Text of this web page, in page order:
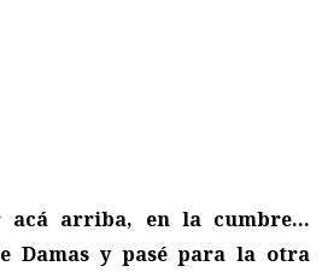
acá arriba, en la cumbre...
Damas y pasé para la otra